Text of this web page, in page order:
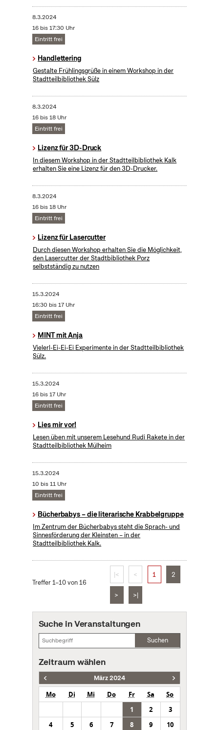
8.3.2024
16 bis 17:30 Uhr
Eintritt frei
Handlettering
Gestalte Frühlingsgrüße in einem Workshop in der
Stadtteilbibliothek Sülz
8.3.2024
16 bis 18 Uhr
Eintritt frei
Lizenz für 3D-Druck
In diesem Workshop in der Stadtteilbibliothek Kalk
erhalten Sie eine Lizenz für den 3D-Drucker.
8.3.2024
16 bis 18 Uhr
Eintritt frei
Lizenz für Lasercutter
Durch diesen Workshop erhalten Sie die Möglichkeit,
den Lasercutter der Stadtbibliothek Porz
selbstständig zu nutzen
15.3.2024
16:30 bis 17 Uhr
Eintritt frei
MINT mit Anja
Vielerl-Ei-Ei-Ei Experimente in der Stadtteilbibliothek
Sülz.
15.3.2024
16 bis 17 Uhr
Eintritt frei
Lies mir vor!
Lesen üben mit unserem Lesehund Rudi Rakete in der
Stadtteilbibliothek Mülheim
15.3.2024
10 bis 11 Uhr
Eintritt frei
Bücherbabys – die literarische Krabbelgruppe
Im Zentrum der Bücherbabys steht die Sprach- und
Sinnesförderung der Kleinsten – in der
Stadtteilbibliothek Kalk.
Treffer 1–10 von 16
|< < 1 2
> >|
Suche in Veranstaltungen
Suchen
Zeitraum wählen
März 2024
Mo Di Mi Do Fr Sa
So
1
2
3
4
5 6 7 8 9
10